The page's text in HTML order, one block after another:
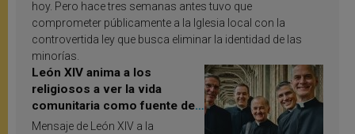
hoy. Pero hace tres semanas antes tuvo que
comprometer públicamente a la Iglesia local con la
controvertida ley que busca eliminar la identidad de las
minorías.
León XIV anima a los
religiosos a ver la vida
comunitaria como fuente de
inspiración y santificación
Mensaje de León XIV a la